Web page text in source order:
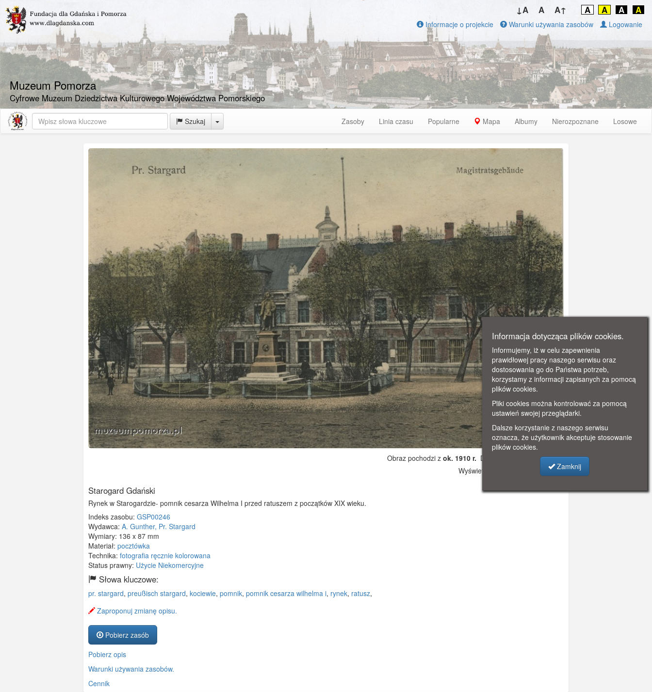
Muzeum Pomorza
Cyfrowe Muzeum Dziedzictwa Kulturowego Województwa Pomorskiego
↓A A A↑ A A A A
Informacje o projekcie Warunki używania zasobów Logowanie
Szukaj Toggle Dropdown Zasoby Linia czasu Popularne Mapa Albumy Nierozpoznane Losowe
Obraz pochodzi z ok. 1910 r. Dodano: 2019-10-19 17:58
Wyświetlono: 2366
Starogard Gdański
Rynek w Starogardzie- pomnik cesarza Wilhelma I przed ratuszem z początków XIX wieku.
Indeks zasobu: GSP00246
Wydawca: A. Gunther, Pr. Stargard
Wymiary: 136 x 87 mm
Materiał: pocztówka
Technika: fotografia ręcznie kolorowana
Status prawny: Użycie Niekomercyjne
Słowa kluczowe:
pr. stargard, preußisch stargard, kociewie, pomnik, pomnik cesarza wilhelma i, rynek, ratusz,
Zaproponuj zmianę opisu.
Pobierz zasób
Pobierz opis
Warunki używania zasobów.
Cennik
Informacja dotycząca plików cookies.
Informujemy, iż w celu zapewnienia
prawidłowej pracy naszego serwisu oraz
dostosowania go do Państwa potrzeb,
korzystamy z informacji zapisanych za pomocą
plików cookies.
Pliki cookies można kontrolować za pomocą
ustawień swojej przeglądarki.
Dalsze korzystanie z naszego serwisu
oznacza, że użytkownik akceptuje stosowanie
plików cookies.
Zamknij